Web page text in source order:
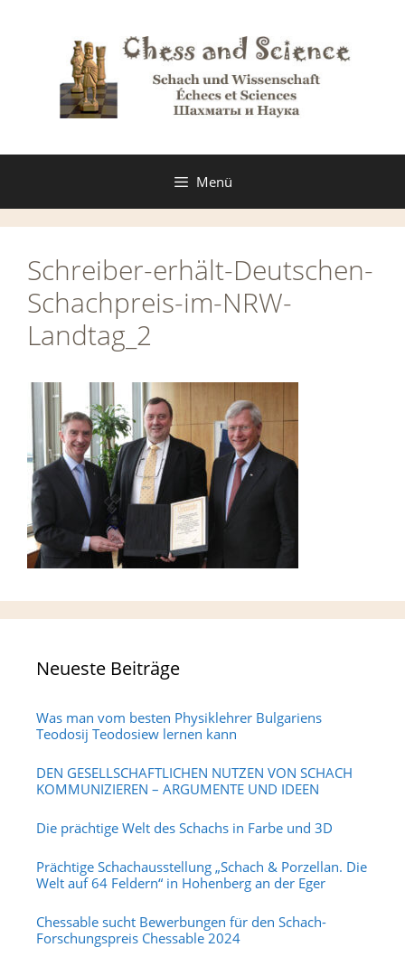
Menü
Schreiber-erhält-Deutschen-
Schachpreis-im-NRW-
Landtag_2
Neueste Beiträge
Was man vom besten Physiklehrer Bulgariens
Teodosij Teodosiew lernen kann
DEN GESELLSCHAFTLICHEN NUTZEN VON SCHACH
KOMMUNIZIEREN – ARGUMENTE UND IDEEN
Die prächtige Welt des Schachs in Farbe und 3D
Prächtige Schachausstellung „Schach & Porzellan. Die
Welt auf 64 Feldern“ in Hohenberg an der Eger
Chessable sucht Bewerbungen für den Schach-
Forschungspreis Chessable 2024